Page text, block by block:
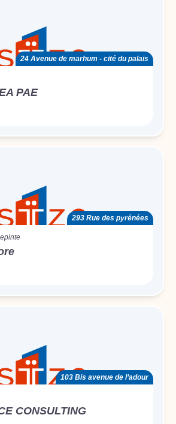
24 Avenue de marhum - cité du palais
PAE
293 Rue des pyrénées
103 Bis avenue de l’adour
CONSULTING